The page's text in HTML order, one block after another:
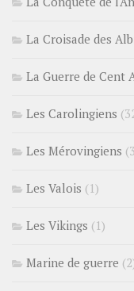
La Croisade des
La Guerre de Cent
Les Carolingiens
Les Mérovingiens
Les Valois (1)
Les Vikings (1)
Marine de guerre